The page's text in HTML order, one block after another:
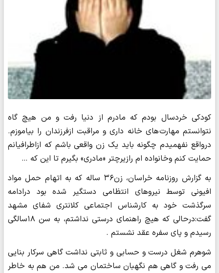
کودکی خردسال بودم که مادرم از دنیا رفت و من هیچ گاه
نتوانستم مهارت های خانه داری و مراقبت ازفرزندان را بیاموزم.
درواقع نفهمیدم چگونه باید یک زن واقعی باشم که ازاطرافیانم
حمایت کنم وخانواده ام رازیرچتر «مادری» بگیرم تا این که …
به گزارش روزنامه خراسان، زن۳۶ ساله که به اتهام حمل مواد
افیونی توسط نیروهای انتظامی دستگیر شده بود درادامه
سرگذشت خود به کارشناس اجتماعی کلانتری شفای مشهد
گفت:درحالی که هیچ راهنمای درستی نداشتم، به سن ۱۸سالگی
رسیدم و پای سفره عقد نشستم .
شوهرم شغل درست و حسابی و ثابتی نداشت گاهی سرکار بنایی
می رفت و گاهی هم نگهبان ساختمان می شد. من هم به خاطر